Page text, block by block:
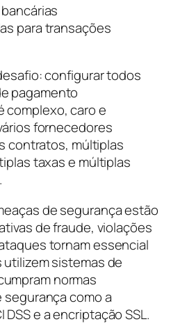
para transações
configurar todos
pagamento
complexo, caro e
fornecedores
contratos, múltiplas
taxas e múltiplas
de segurança estão
de fraude, violações
tornam essencial
sistemas de
normas
como a
e a encriptação SSL.